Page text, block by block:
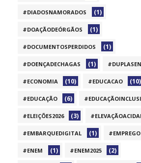
#DIADOSNAMORADOS (1)
#DOAÇÃODEÓRGÃOS (1)
#DOCUMENTOSPERDIDOS (1)
#DOENÇADECHAGAS (1)
#ECONOMIA (10) #EDUCACAO (10)
#EDUCAÇÃO (6)
#ELEIÇÕES2026 (3)
#EMBARQUEDIGITAL (1) #EMPREGO
#ENEM (1) #ENEM2025 (2)